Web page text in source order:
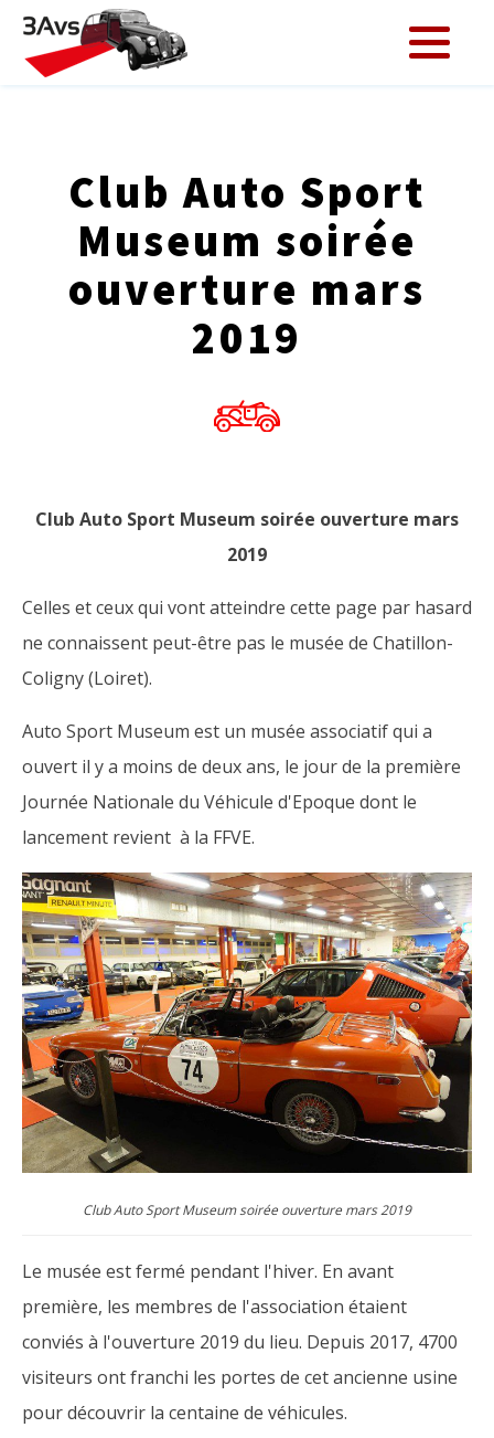
Club Auto Sport
Museum soirée
ouverture mars
2019
Club Auto Sport Museum soirée ouverture mars
2019
Celles et ceux qui vont atteindre cette page par hasard
ne connaissent peut-être pas le musée de Chatillon-
Coligny (Loiret).
Auto Sport Museum est un musée associatif qui a
ouvert il y a moins de deux ans, le jour de la première
Journée Nationale du Véhicule d'Epoque dont le
lancement revient à la FFVE.
Club Auto Sport Museum soirée ouverture mars 2019
Le musée est fermé pendant l'hiver. En avant
première, les membres de l'association étaient
conviés à l'ouverture 2019 du lieu. Depuis 2017, 4700
visiteurs ont franchi les portes de cet ancienne usine
pour découvrir la centaine de véhicules.